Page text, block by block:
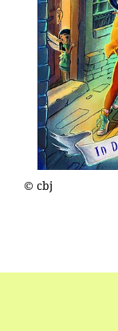
© cbj